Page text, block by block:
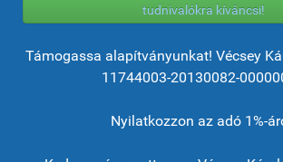
tudnivalókra kíváncsi!
Támogassa alapítványunkat! Vécsey
11744003-20130082-
Nyilatkozzon az adó 1%-